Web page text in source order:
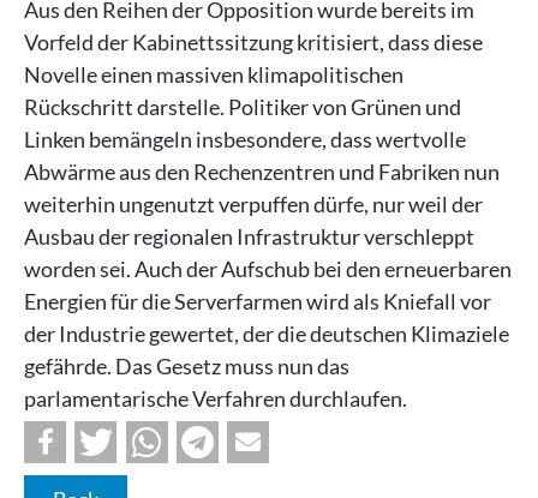
Aus den Reihen der Opposition wurde bereits im
Vorfeld der Kabinettssitzung kritisiert, dass diese
Novelle einen massiven klimapolitischen
Rückschritt darstelle. Politiker von Grünen und
Linken bemängeln insbesondere, dass wertvolle
Abwärme aus den Rechenzentren und Fabriken nun
weiterhin ungenutzt verpuffen dürfe, nur weil der
Ausbau der regionalen Infrastruktur verschleppt
worden sei. Auch der Aufschub bei den erneuerbaren
Energien für die Serverfarmen wird als Kniefall vor
der Industrie gewertet, der die deutschen Klimaziele
gefährde. Das Gesetz muss nun das
parlamentarische Verfahren durchlaufen.